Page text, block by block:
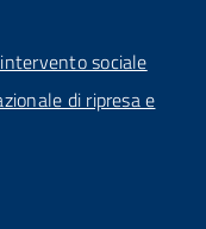
sociale
di ripresa e